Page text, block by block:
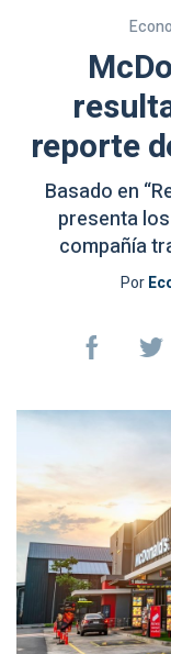
reporte
Basado en
presenta
compañía
Por